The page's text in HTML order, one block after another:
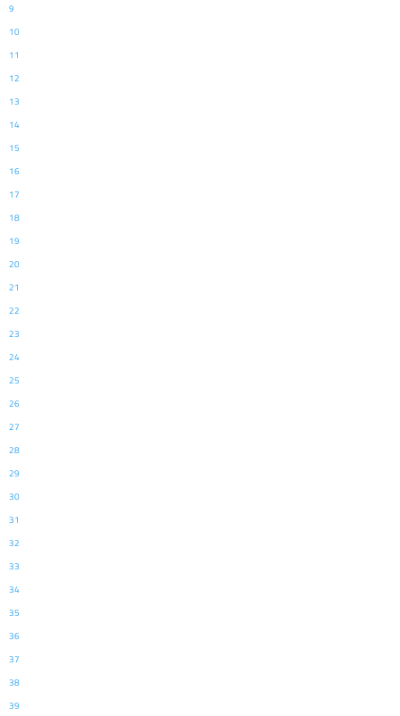
9
10
11
12
13
14
15
16
17
18
19
20
21
22
23
24
25
26
27
28
29
30
31
32
33
34
35
36
37
38
39